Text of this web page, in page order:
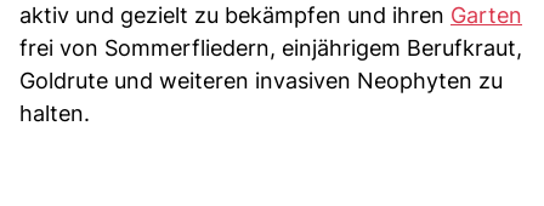
aktiv und gezielt zu bekämpfen und ihren Garten
frei von Sommerfliedern, einjährigem Berufkraut,
Goldrute und weiteren invasiven Neophyten zu
halten.